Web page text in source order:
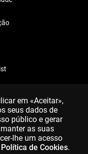
em «Aceitar»,
seus dados de
público e gerar
as suas
lhe um acesso
Política de Cookies.